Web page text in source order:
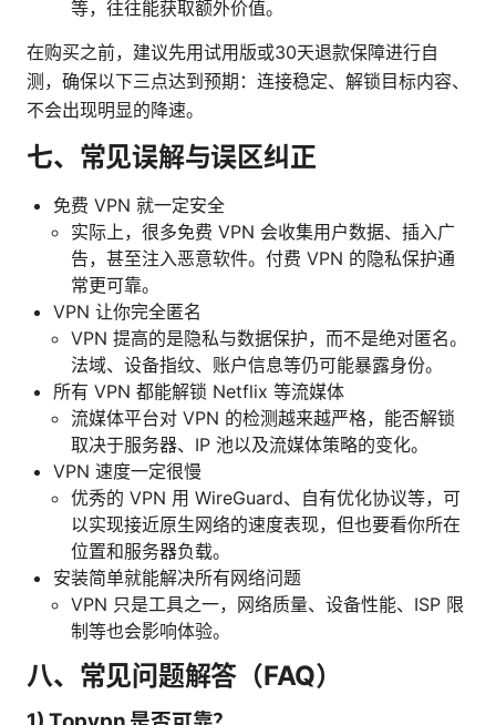
等，往往能获取额外价值。
在购买之前，建议先用试用版或30天退款保障进行自
测，确保以下三点达到预期：连接稳定、解锁目标内容、
不会出现明显的降速。
七、常见误解与误区纠正
免费 VPN 就一定安全
实际上，很多免费 VPN 会收集用户数据、插入广
告，甚至注入恶意软件。付费 VPN 的隐私保护通
常更可靠。
VPN 让你完全匿名
VPN 提高的是隐私与数据保护，而不是绝对匿名。
法域、设备指纹、账户信息等仍可能暴露身份。
所有 VPN 都能解锁 Netflix 等流媒体
流媒体平台对 VPN 的检测越来越严格，能否解锁
取决于服务器、IP 池以及流媒体策略的变化。
VPN 速度一定很慢
优秀的 VPN 用 WireGuard、自有优化协议等，可
以实现接近原生网络的速度表现，但也要看你所在
位置和服务器负载。
安装简单就能解决所有网络问题
VPN 只是工具之一，网络质量、设备性能、ISP 限
制等也会影响体验。
八、常见问题解答（FAQ）